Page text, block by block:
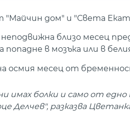
дом" и "Света
неподвижна близо месец
попадне в мозъка или в
осмия месец от
имах болки и само от
Делчев", разказва